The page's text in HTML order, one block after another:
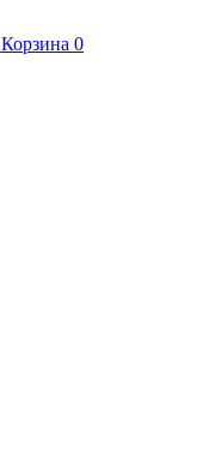
Корзина 0